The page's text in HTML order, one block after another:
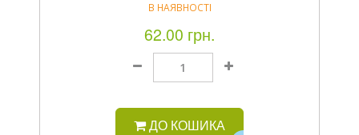
В НАЯВНОСТІ
62.00 грн.
ДО КОШИКА